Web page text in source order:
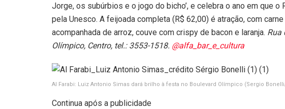
Jorge, os subúrbios e o jogo do bicho’, e celebra o ano em que
pela Unesco. A feijoada completa (R$ 62,00) é atração, com
acompanhada de arroz, couve com crispy de bacon e laranja. Rua
Olímpico, Centro, tel.: 3553-1518. @alfa_bar_e_cultura
Al Farabi: Luiz Antonio Simas dará brilho à festa no Boulevard Olímpico (Sergio
Continua após a publicidade